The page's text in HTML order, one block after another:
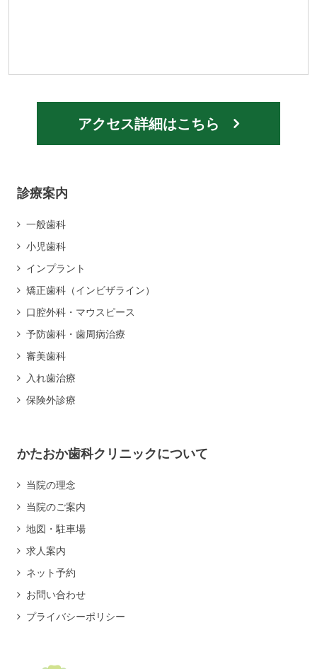
アクセス詳細はこちら
診療案内
一般歯科
小児歯科
インプラント
矯正歯科（インビザライン）
口腔外科・マウスピース
予防歯科・歯周病治療
審美歯科
入れ歯治療
保険外診療
かたおか歯科クリニックについて
当院の理念
当院のご案内
地図・駐車場
求人案内
ネット予約
お問い合わせ
プライバシーポリシー